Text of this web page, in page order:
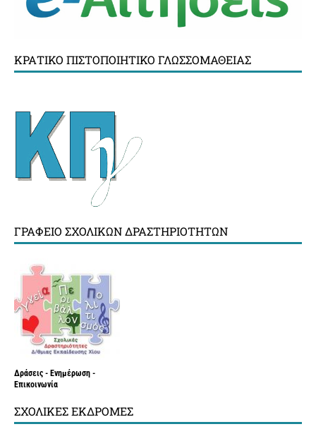
ΚΡΑΤΙΚΌ ΠΙΣΤΟΠΟΙΗΤΙΚΌ ΓΛΩΣΣΟΜΆΘΕΙΑΣ
ΓΡΑΦΕΊΟ ΣΧΟΛΙΚΏΝ ΔΡΑΣΤΗΡΙΟΤΉΤΩΝ
Δράσεις - Ενημέρωση -
Επικοινωνία
ΣΧΟΛΙΚΈΣ ΕΚΔΡΟΜΈΣ